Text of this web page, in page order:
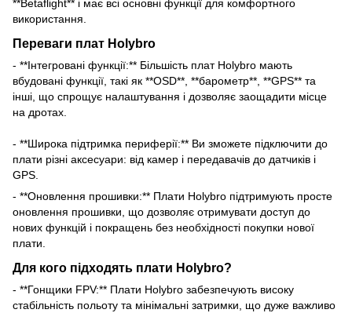
**Betaflight** і має всі основні функції для комфортного
використання.
Переваги плат Holybro
- **Інтегровані функції:** Більшість плат Holybro мають
вбудовані функції, такі як **OSD**, **барометр**, **GPS** та
інші, що спрощує налаштування і дозволяє заощадити місце
на дротах.
- **Широка підтримка периферії:** Ви зможете підключити до
плати різні аксесуари: від камер і передавачів до датчиків і
GPS.
- **Оновлення прошивки:** Плати Holybro підтримують просте
оновлення прошивки, що дозволяє отримувати доступ до
нових функцій і покращень без необхідності покупки нової
плати.
Для кого підходять плати Holybro?
- **Гонщики FPV:** Плати Holybro забезпечують високу
стабільність польоту та мінімальні затримки, що дуже важливо